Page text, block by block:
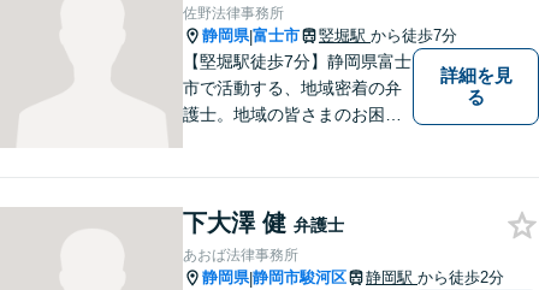
佐野法律事務所
静岡県|富士市 竪堀駅 から徒歩7分
【堅堀駅徒歩7分】静岡県富士
市で活動する、地域密着の弁
護士。地域の皆さまのお困り
問題に対応可能です。お気軽
にご相談ください。
詳細を見
る
下大澤 健 弁護士
あおば法律事務所
静岡県|静岡市駿河区 静岡駅 から徒歩2分